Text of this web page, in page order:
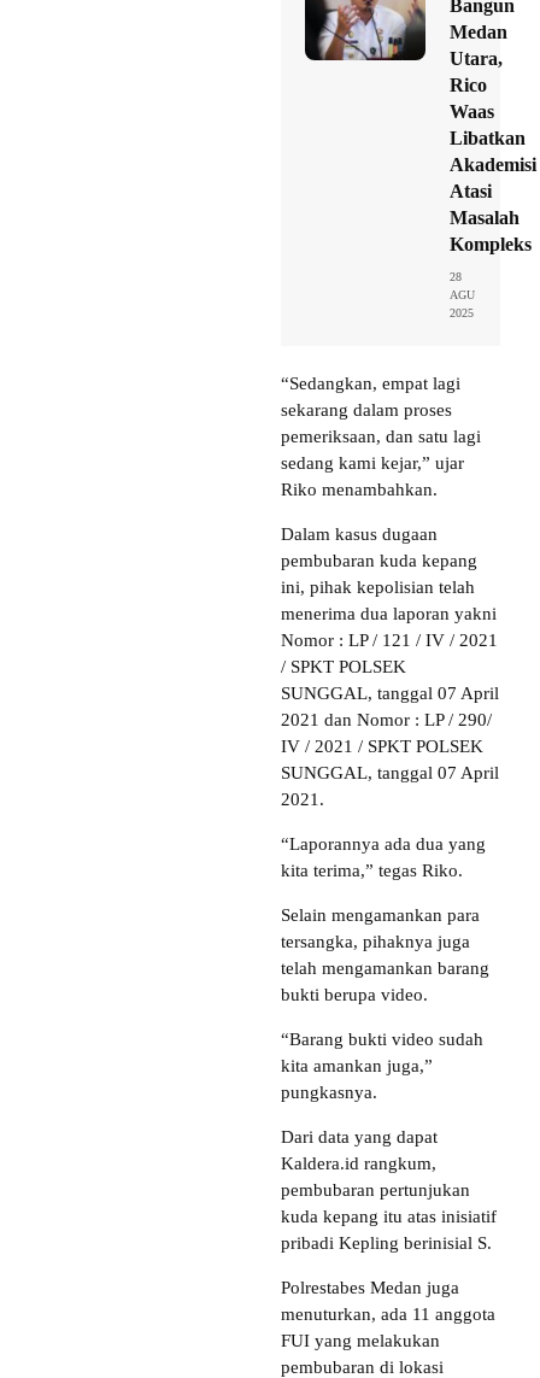
Bangun
Medan
Utara,
Rico
Waas
Libatkan
Akademisi
Atasi
Masalah
Kompleks
28
AGU
2025
“Sedangkan, empat lagi
sekarang dalam proses
pemeriksaan, dan satu lagi
sedang kami kejar,” ujar
Riko menambahkan.
Dalam kasus dugaan
pembubaran kuda kepang
ini, pihak kepolisian telah
menerima dua laporan yakni
Nomor : LP / 121 / IV / 2021
/ SPKT POLSEK
SUNGGAL, tanggal 07 April
2021 dan Nomor : LP / 290/
IV / 2021 / SPKT POLSEK
SUNGGAL, tanggal 07 April
2021.
“Laporannya ada dua yang
kita terima,” tegas Riko.
Selain mengamankan para
tersangka, pihaknya juga
telah mengamankan barang
bukti berupa video.
“Barang bukti video sudah
kita amankan juga,”
pungkasnya.
Dari data yang dapat
Kaldera.id rangkum,
pembubaran pertunjukan
kuda kepang itu atas inisiatif
pribadi Kepling berinisial S.
Polrestabes Medan juga
menuturkan, ada 11 anggota
FUI yang melakukan
pembubaran di lokasi